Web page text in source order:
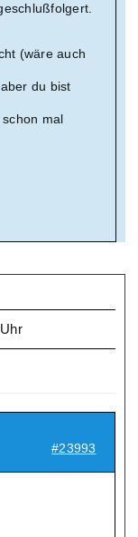
(wäre auch
du bist
mal
#23993